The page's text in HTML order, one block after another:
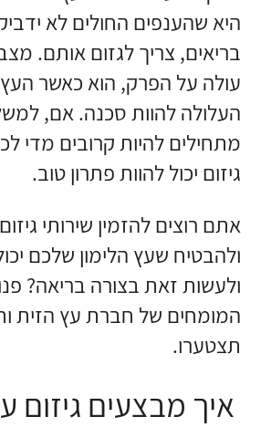
היא שהענפים החולים לא
בריאים, צריך לגזום אותם.
עולה על הפרק, הוא כאשר
העלולה להוות סכנה. אם,
מתחילים להיות קרובים מדי
גיזום יכול להוות פתרון טוב.
אתם רוצים להזמין שירותי
ולהבטיח שעץ הלימון שלכם
ולעשות זאת בצורה בריאה?
המומחים של חברת עץ הזית
תצטערו.
איך מבצעים גיזום